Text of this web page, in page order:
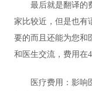
最后就是翻译的
家比较近，但是也有
要的而且还能为您和
和医生交流，费用在
医疗费用：影响